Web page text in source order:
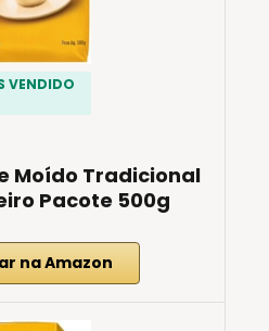
VENDIDO
Moído Tradicional
Pacote 500g
na Amazon